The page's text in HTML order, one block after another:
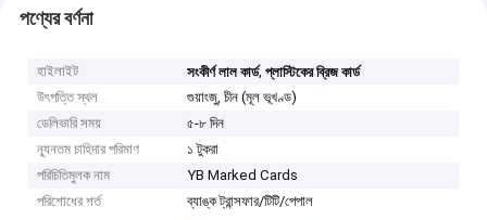
পণ্যের বর্ণনা
হাইলাইট সংকীর্ণ লাল কার্ড,প্লাস্টিকের ব্রিজ কার্ড
উৎপত্তি স্থল
গুয়াংজু, চীন (মূল ভূখণ্ড)
ডেলিভারি সময়
৫-৮ দিন
ন্যূনতম চাহিদার পরিমাণ
১ টুকরা
পরিচিতিমুলক নাম
YB Marked Cards
পরিশোধের শর্ত
ব্যাঙ্ক ট্রান্সফার/টিটি/পেপাল